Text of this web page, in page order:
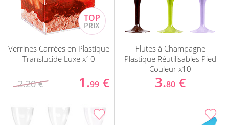
Verrines Carrées en Plastique
Translucide Luxe x10
2.20 € 1.99 €
Flutes à Champagne
Plastique Réutilisables Pied
Couleur x10
3.80 €